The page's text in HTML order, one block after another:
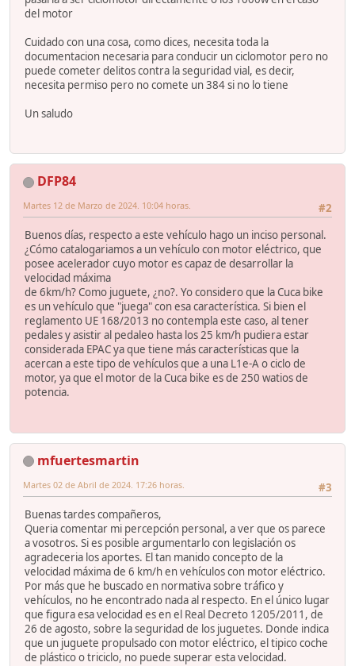
del motor
Cuidado con una cosa, como dices, necesita toda la
documentacion necesaria para conducir un ciclomotor pero no
puede cometer delitos contra la seguridad vial, es decir,
necesita permiso pero no comete un 384 si no lo tiene
Un saludo
DFP84
#2
Martes 12 de Marzo de 2024. 10:04 horas.
Buenos días, respecto a este vehículo hago un inciso personal.
¿Cómo catalogariamos a un vehículo con motor eléctrico, que
posee acelerador cuyo motor es capaz de desarrollar la
velocidad máxima
de 6km/h? Como juguete, ¿no?. Yo considero que la Cuca bike
es un vehículo que "juega" con esa característica. Si bien el
reglamento UE 168/2013 no contempla este caso, al tener
pedales y asistir al pedaleo hasta los 25 km/h pudiera estar
considerada EPAC ya que tiene más características que la
acercan a este tipo de vehículos que a una L1e-A o ciclo de
motor, ya que el motor de la Cuca bike es de 250 watios de
potencia.
mfuertesmartin
#3
Martes 02 de Abril de 2024. 17:26 horas.
Buenas tardes compañeros,
Queria comentar mi percepción personal, a ver que os parece
a vosotros. Si es posible argumentarlo con legislación os
agradeceria los aportes. El tan manido concepto de la
velocidad máxima de 6 km/h en vehículos con motor eléctrico.
Por más que he buscado en normativa sobre tráfico y
vehículos, no he encontrado nada al respecto. En el único lugar
que figura esa velocidad es en el Real Decreto 1205/2011, de
26 de agosto, sobre la seguridad de los juguetes. Donde indica
que un juguete propulsado con motor eléctrico, el tipico coche
de plástico o triciclo, no puede superar esta velocidad.